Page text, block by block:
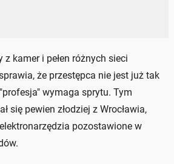
kamer i pełen różnych sieci
że przestępca nie jest już tak
wymaga sprytu. Tym
się pewien złodziej z Wrocławia,
elektronarzędzia pozostawione w